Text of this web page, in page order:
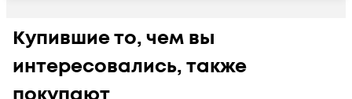
Купившие то, чем вы
интересовались, также